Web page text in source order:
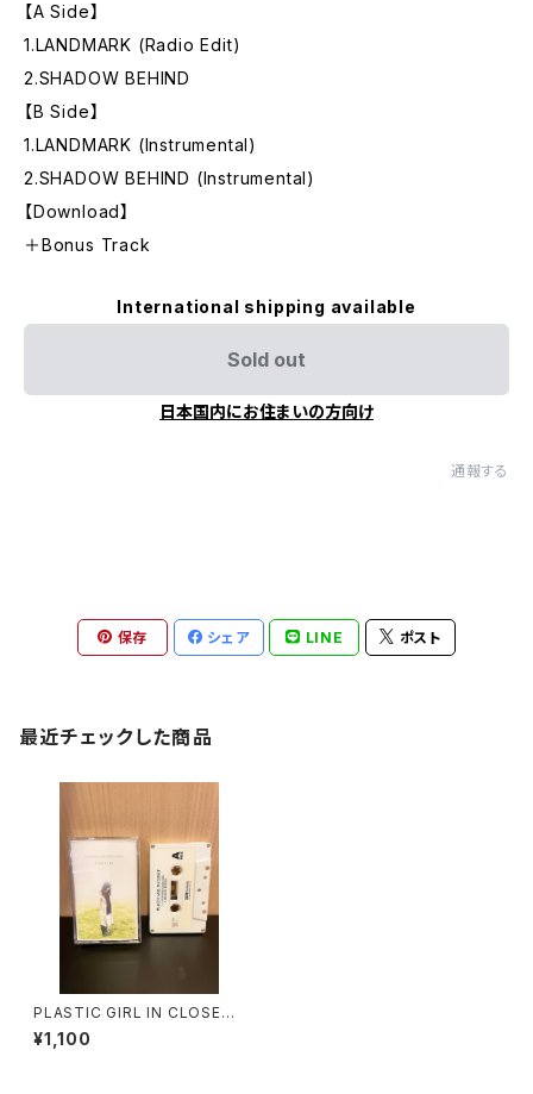
【A Side】
1.LANDMARK (Radio Edit)
2.SHADOW BEHIND
【B Side】
1.LANDMARK (Instrumental)
2.SHADOW BEHIND (Instrumental)
【Download】
＋Bonus Track
International shipping available
Sold out
日本国内にお住まいの方向け
通報する
保存 シェア LINE ポスト
最近チェックした商品
PLASTIC GIRL IN CLOSET /
LANDMARK (Cassette Tap
e)
¥1,100